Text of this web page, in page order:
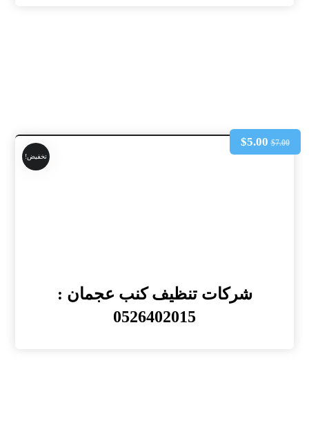
تخفيض!
شركات تنظيف كنب عجمان :
0526402015
$7.00
$5.00